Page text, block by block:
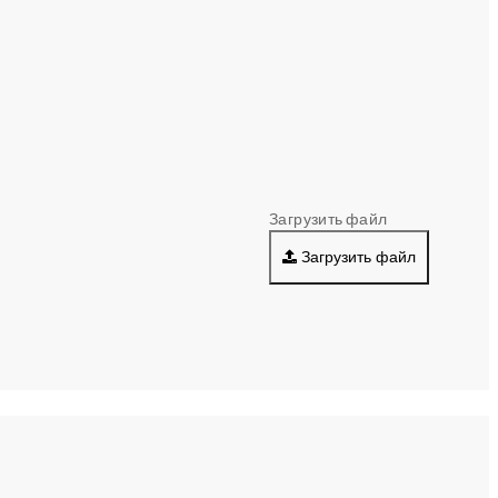
Загрузить файл
Загрузить файл